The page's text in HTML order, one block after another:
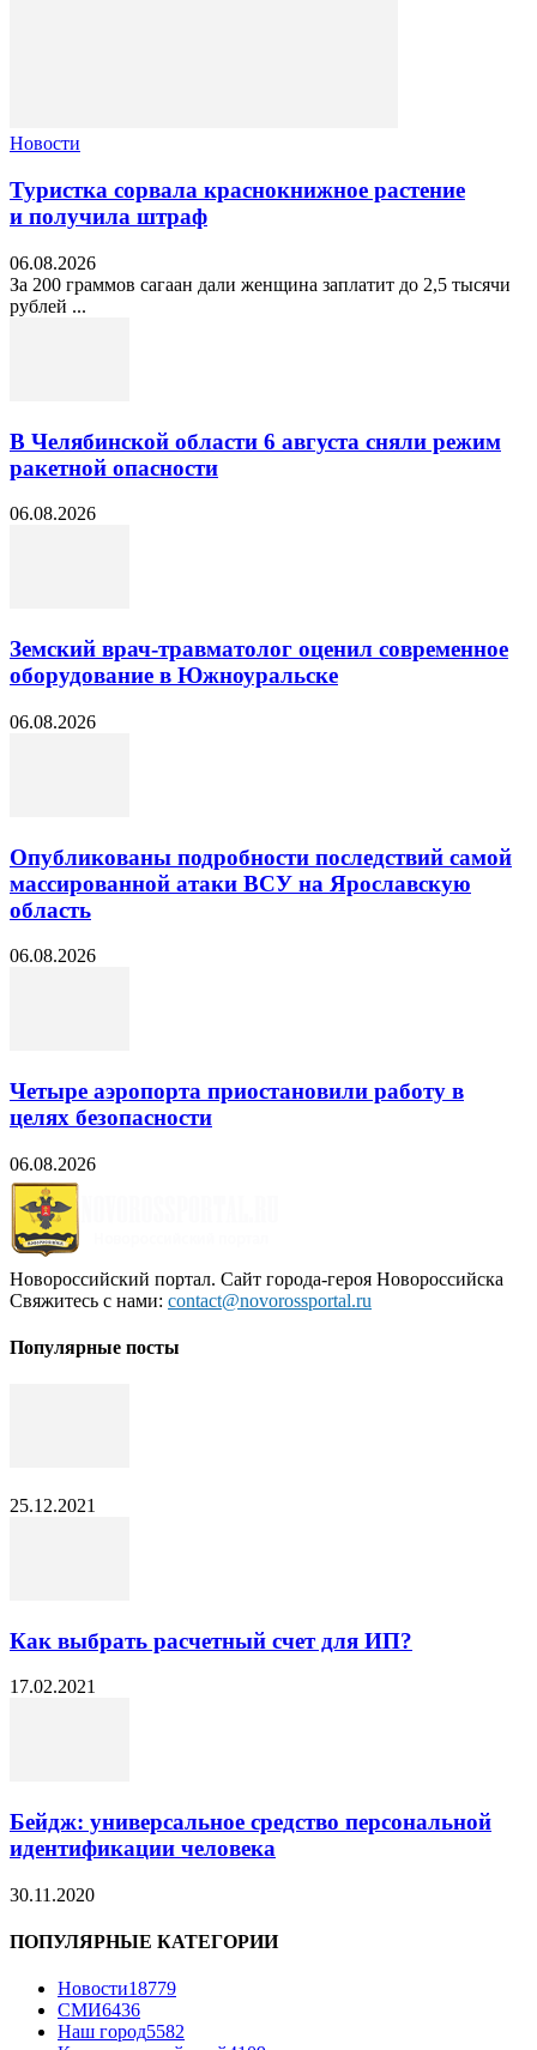
Новости
Туристка сорвала краснокнижное растение
и получила штраф
06.08.2026
За 200 граммов сагаан дали женщина заплатит до 2,5 тысячи
рублей ...
В Челябинской области 6 августа сняли режим
ракетной опасности
06.08.2026
Земский врач-травматолог оценил современное
оборудование в Южноуральске
06.08.2026
Опубликованы подробности последствий самой
массированной атаки ВСУ на Ярославскую
область
06.08.2026
Четыре аэропорта приостановили работу в
целях безопасности
06.08.2026
Новороссийский портал. Сайт города-героя Новороссийска
Свяжитесь с нами: contact@novorossportal.ru
Популярные посты
25.12.2021
Как выбрать расчетный счет для ИП?
17.02.2021
Бейдж: универсальное средство персональной
идентификации человека
30.11.2020
ПОПУЛЯРНЫЕ КАТЕГОРИИ
Новости18779
СМИ6436
Наш город5582